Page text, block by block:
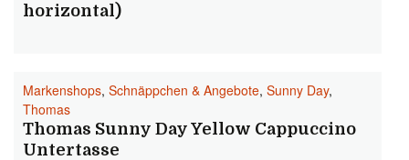
horizontal)
Markenshops, Schnäppchen & Angebote, Sunny Day,
Thomas
Thomas Sunny Day Yellow Cappuccino
Untertasse